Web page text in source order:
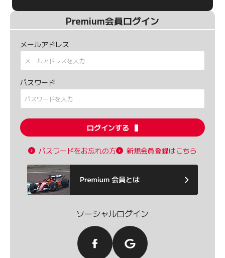
Premium会員ログイン
メールアドレス
パスワード
ログインする
パスワードをお忘れの方 新規会員登録はこちら
ソーシャルログイン